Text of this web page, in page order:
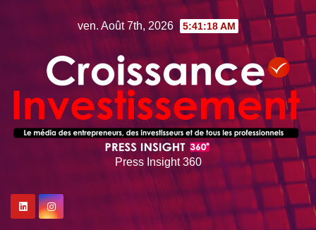
ven. Août 7th, 2026 5:41:19 AM
Press Insight 360